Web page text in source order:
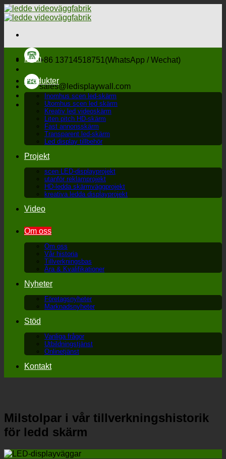
Hoppa
till
+86 13714518751(WhatsApp / Wechat)
sales@ledisplaywall.com
Hem
Produkter
Inomhus scen led-skärm
Utomhus scen led skärm
Kreativ led videoskärm
Liten pitch HD-skärm
Fast annonsskärm
Transparent led-skärm
Led display tillbehör
Projekt
scen LED-displayprojekt
utanför reklamprojekt
HD-ledda skärmväggprojekt
kreativa ledda displayprojekt
Video
Om oss
Om oss
Vår historia
Tillverkningsbas
Ära & Kvalifikationer
Nyheter
Företagsnyheter
Marknadsnyheter
Stöd
Vanliga frågor
Utbildningstjänst
Onlinetjänst
Kontakt
Milstolpar i vår tillverkningshistorik
för ledd skärm